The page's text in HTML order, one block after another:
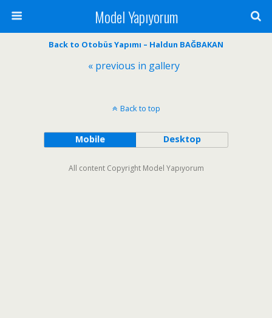
Model Yapıyorum
Back to Otobüs Yapımı – Haldun BAĞBAKAN
« previous in gallery
Back to top
Mobile Desktop
All content Copyright Model Yapıyorum